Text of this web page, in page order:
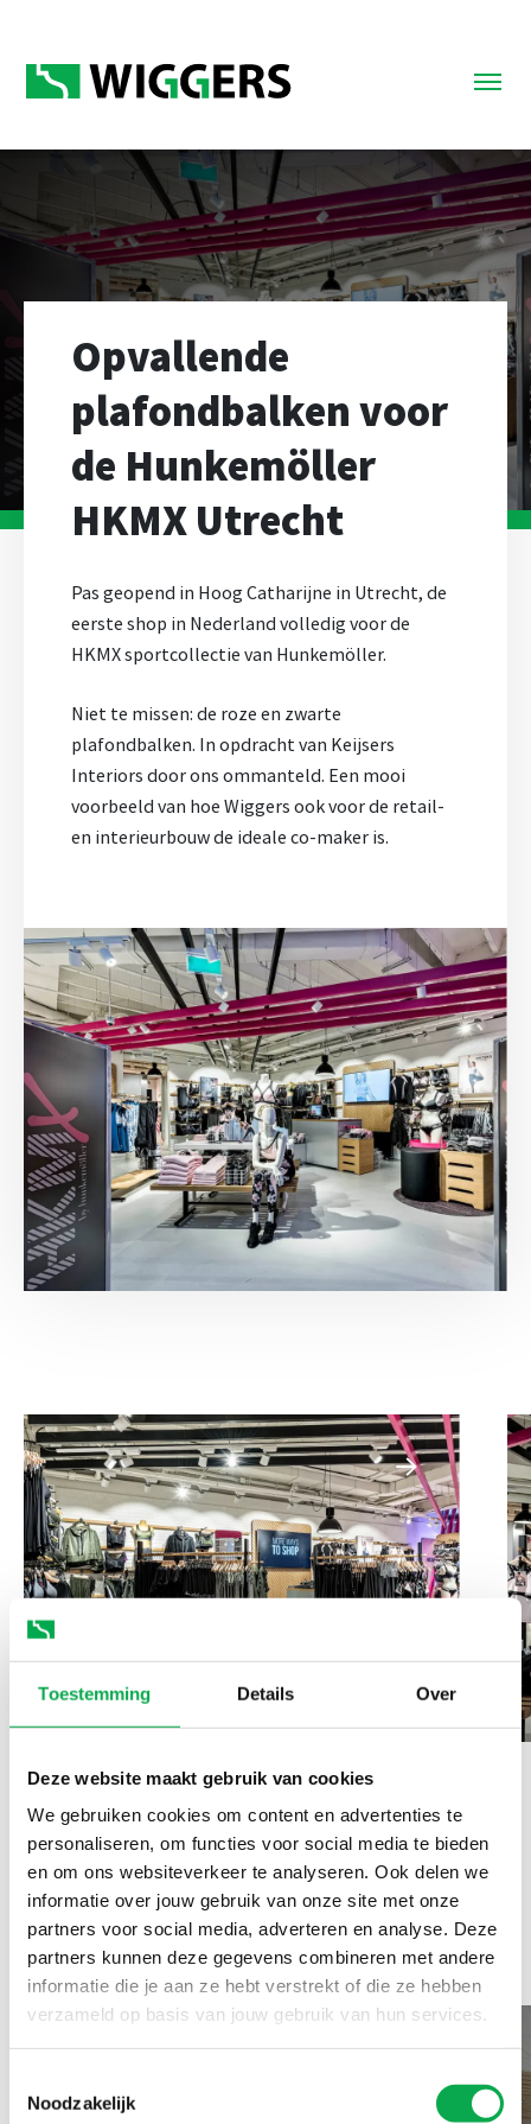
Toestemming Details Over
Deze website maakt gebruik van cookies
We gebruiken cookies om content en advertenties te
personaliseren, om functies voor social media te bieden
en om ons websiteverkeer te analyseren. Ook delen we
informatie over jouw gebruik van onze site met onze
partners voor social media, adverteren en analyse. Deze
partners kunnen deze gegevens combineren met andere
informatie die je aan ze hebt verstrekt of die ze hebben
verzameld op basis van jouw gebruik van hun services.
Noodzakelijk
Opvallende
plafondbalken voor
de Hunkemöller
HKMX Utrecht
Pas geopend in Hoog Catharijne in Utrecht, de
eerste shop in Nederland volledig voor de
HKMX sportcollectie van Hunkemöller.
Niet te missen: de roze en zwarte
plafondbalken. In opdracht van Keijsers
Interiors door ons ommanteld. Een mooi
voorbeeld van hoe Wiggers ook voor de retail-
en interieurbouw de ideale co-maker is.
Gebruikte producten in
deze referentie